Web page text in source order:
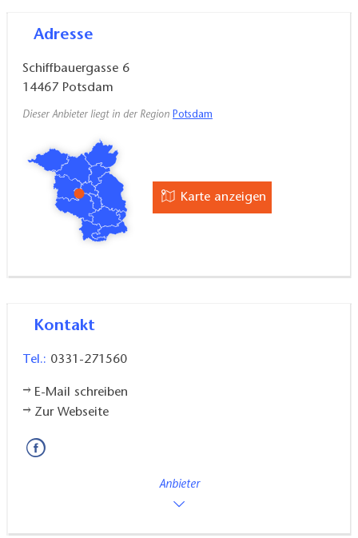
Adresse
Schiffbauergasse 6
14467 Potsdam
Dieser Anbieter liegt in der Region Potsdam
Karte anzeigen
Kontakt
Tel.: 0331-271560
E-Mail schreiben
Zur Webseite
Anbieter